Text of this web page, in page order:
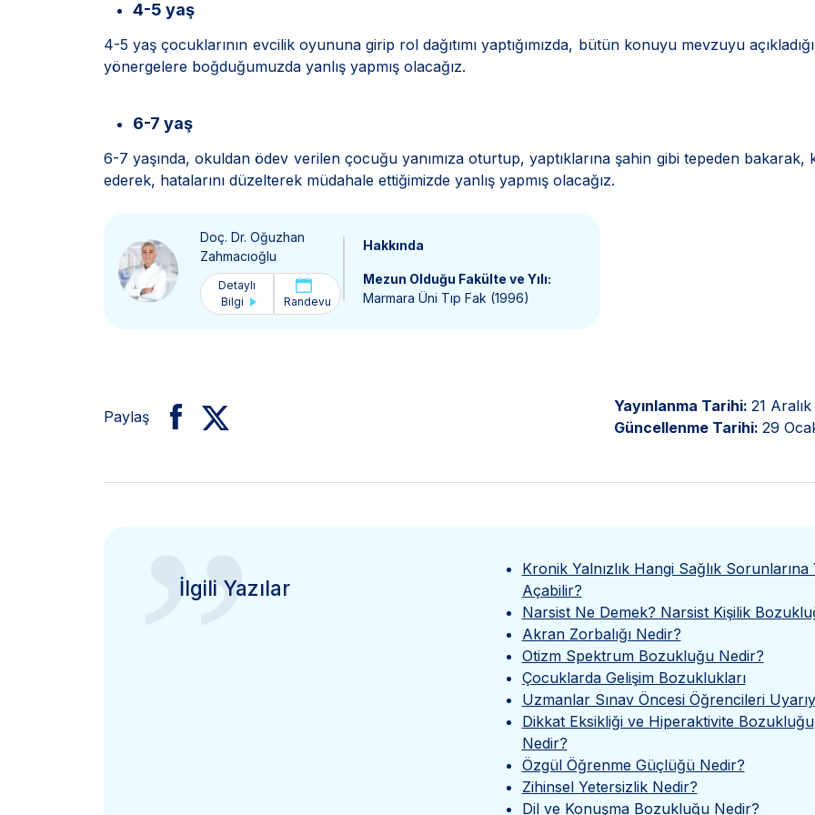
4-5 yaş
4-5 yaş çocuklarının evcilik oyununa girip rol dağıtımı yaptığımızda, bütün konuyu mevzuyu
yönergelere boğduğumuzda yanlış yapmış olacağız.
6-7 yaş
6-7 yaşında, okuldan ödev verilen çocuğu yanımıza oturtup, yaptıklarına şahin gibi tepeden bakarak,
ederek, hatalarını düzelterek müdahale ettiğimizde yanlış yapmış olacağız.
Doç. Dr. Oğuzhan
Zahmacıoğlu
Detaylı
Bilgi
Randevu
Hakkında
Mezun Olduğu Fakülte ve Yılı:
Marmara Üni Tıp Fak (1996)
Paylaş
Yayınlanma Tarihi: 21
Güncellenme Tarihi: 29
”
İlgili Yazılar
Kronik Yalnızlık Hangi Sağlık Sorunlarına
Açabilir?
Narsist Ne Demek? Narsist Kişilik
Akran Zorbalığı Nedir?
Otizm Spektrum Bozukluğu Nedir?
Çocuklarda Gelişim Bozuklukları
Uzmanlar Sınav Öncesi Öğrencileri
Dikkat Eksikliği ve Hiperaktivite Bozukluğu
Nedir?
Özgül Öğrenme Güçlüğü Nedir?
Zihinsel Yetersizlik Nedir?
Dil ve Konuşma Bozukluğu Nedir?